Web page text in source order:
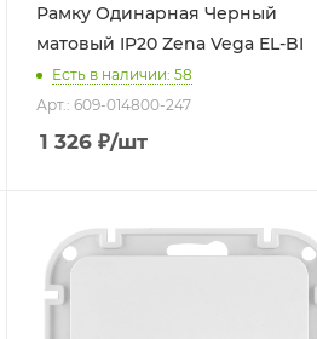
Рамку Одинарная Черный
матовый IP20 Zena Vega EL-BI
Есть в наличии: 58
Арт.: 609-014800-247
1 326₽/шт